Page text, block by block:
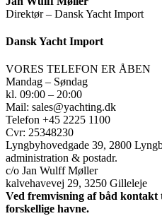
Direktør – Dansk Yacht Import
Dansk Yacht Import
VORES TELEFON ER ÅBEN
Mandag – Søndag
kl. 09:00 – 20:00
Mail: sales@yachting.dk
Telefon +45 2225 1100
Cvr: 25348230
Lyngbyhovedgade 39, 2800
administration & postadr.
c/o Jan Wulff Møller
kalvehavevej 29, 3250 Gilleleje
Ved fremvisning af båd kontakt
forskellige havne.